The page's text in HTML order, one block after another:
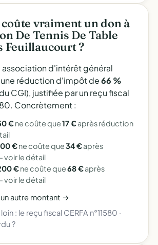
vraiment un don à
De Tennis De Table
Feuillaucourt ?
association d'intérêt général
une réduction d'impôt de66 %
CGI), justifiée par un reçu fiscal
Concrètement :
€ne coûte que17 €après réduction
€ne coûte que34 €après
voir le détail
€ne coûte que68 €après
voir le détail
autre montant →
: le reçu fiscal CERFA n°11580 ·
?